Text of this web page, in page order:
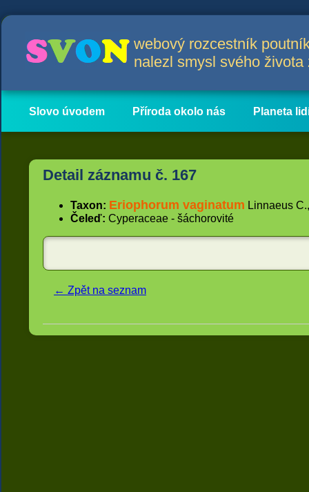
webový rozcestník
nalezl smysl svého
Slovo úvodem Příroda okolo nás Planeta
Hlavní obsah
Články
Detail záznamu č. 167
Taxon: Eriophorum vaginatum Linnaeus
Čeleď: Cyperaceae - šáchorovité
← Zpět na seznam